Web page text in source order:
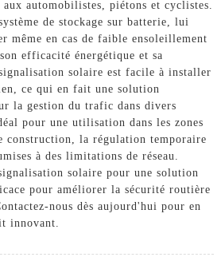
automobilistes, piétons et cyclistes.
de stockage sur batterie, lui
même en cas de faible ensoleillement
efficacité énergétique et sa
solaire est facile à installer
ce qui en fait une solution
la gestion du trafic dans divers
pour une utilisation dans les zones
construction, la régulation temporaire
à des limitations de réseau.
solaire pour une solution
pour améliorer la sécurité routière
nous dès aujourd'hui pour en
innovant.